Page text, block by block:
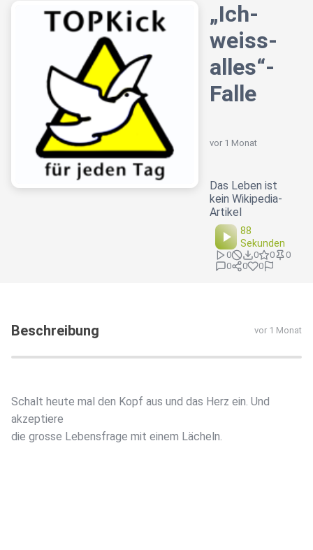
„Ich-
weiss-
alles“-
Falle
vor 1 Monat
Das Leben ist
kein Wikipedia-
Artikel
88
Sekunden
0 0 0
0
0
0 0
Beschreibung vor 1 Monat
Schalt heute mal den Kopf aus und das Herz ein. Und
akzeptiere
die grosse Lebensfrage mit einem Lächeln.